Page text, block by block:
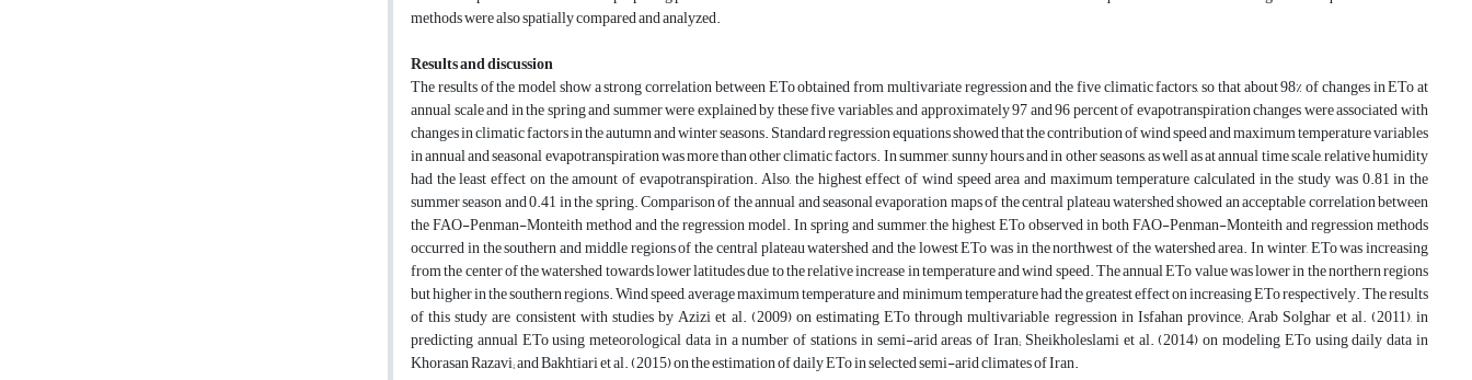
methods were also spatially compared and analyzed.
Results and discussion
The results of the model show a strong correlation between ETo obtained from multivariate regression and the five climatic factors, so that about 98% of changes in ETo at
annual scale and in the spring and summer were explained by these five variables, and approximately 97 and 96 percent of evapotranspiration changes were associated with
changes in climatic factors in the autumn and winter seasons. Standard regression equations showed that the contribution of wind speed and maximum temperature variables
in annual and seasonal evapotranspiration was more than other climatic factors. In summer, sunny hours and in other seasons, as well as at annual time scale, relative humidity
had the least effect on the amount of evapotranspiration. Also, the highest effect of wind speed area and maximum temperature calculated in the study was 0.81 in the
summer season and 0.41 in the spring. Comparison of the annual and seasonal evaporation maps of the central plateau watershed showed an acceptable correlation between
the FAO-Penman-Monteith method and the regression model. In spring and summer, the highest ETo observed in both FAO-Penman-Monteith and regression methods
occurred in the southern and middle regions of the central plateau watershed and the lowest ETo was in the northwest of the watershed area. In winter, ETo was increasing
from the center of the watershed towards lower latitudes due to the relative increase in temperature and wind speed. The annual ETo value was lower in the northern regions
but higher in the southern regions. Wind speed, average maximum temperature and minimum temperature had the greatest effect on increasing ETo respectively. The results
of this study are consistent with studies by Azizi et al. (2009) on estimating ETo through multivariable regression in Isfahan province; Arab Solghar et al. (2011), in
predicting annual ETo using meteorological data in a number of stations in semi-arid areas of Iran; Sheikholeslami et al. (2014) on modeling ETo using daily data in
Khorasan Razavi; and Bakhtiari et al. (2015) on the estimation of daily ETo in selected semi-arid climates of Iran.